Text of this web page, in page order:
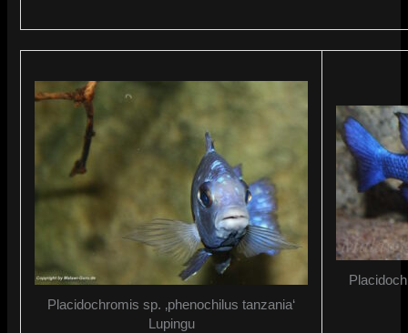
Placidochromis sp. ‚phenochilus tanzania‘
Lupingu